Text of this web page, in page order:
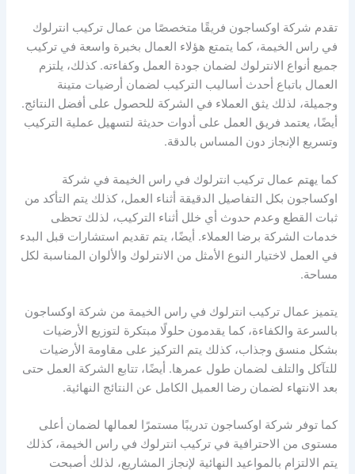
تقدم شركة اوكساجون فريقًا متخصصًا من عمال تركيب انترلوك
في راس الخيمة، كما يتمتع هؤلاء العمال بخبرة واسعة في تركيب
جميع أنواع الانترلوك لضمان جودة العمل وكفاءته. كذلك، يلتزم
العمال باتباع أحدث أساليب التركيب لضمان أرضيات متينة
وجميلة، لذلك يثق العملاء في الشركة للحصول على أفضل النتائج.
أيضًا، يعتمد فريق العمل على أدوات حديثة لتسهيل عملية التركيب
وتسريع الإنجاز دون المساس بالدقة.
كما يهتم عمال تركيب انترلوك في راس الخيمة في شركة
اوكساجون بكل التفاصيل الدقيقة أثناء العمل، كذلك يتم التأكد من
ثبات القطع وعدم حدوث أي خلل أثناء التركيب، لذلك تحظى
خدمات الشركة برضا العملاء. أيضًا، يتم تقديم استشارات قبل البدء
في العمل لاختيار النوع الأمثل من الانترلوك والألوان المناسبة لكل
مساحة.
يتميز عمال تركيب انترلوك في راس الخيمة من شركة اوكساجون
بالسرعة والكفاءة، كما يقدمون حلولًا مبتكرة لتوزيع الأرضيات
بشكل منسق وجذاب، كذلك يتم التركيز على مقاومة الأرضيات
للتآكل والتلف لضمان طول عمرها. أيضًا، تتابع الشركة العمل حتى
بعد الانتهاء لضمان رضا العميل الكامل عن النتائج النهائية.
كما توفر شركة اوكساجون تدريبًا مستمرًا لعمالها لضمان أعلى
مستوى من الاحترافية في تركيب انترلوك في راس الخيمة، كذلك
يتم الالتزام بالمواعيد النهائية لإنجاز المشاريع، لذلك أصبحت